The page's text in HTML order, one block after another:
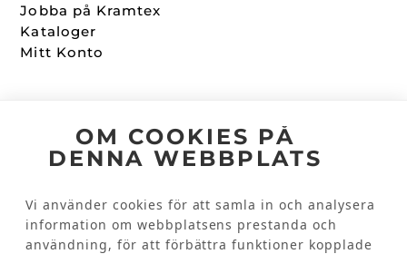
OM COOKIES PÅ
DENNA WEBBPLATS
Vi använder cookies för att samla in och analysera
information om webbplatsens prestanda och
användning, för att förbättra funktioner kopplade
Jobba på Kramtex
Kataloger
Mitt Konto
Facebook
Kundinformation